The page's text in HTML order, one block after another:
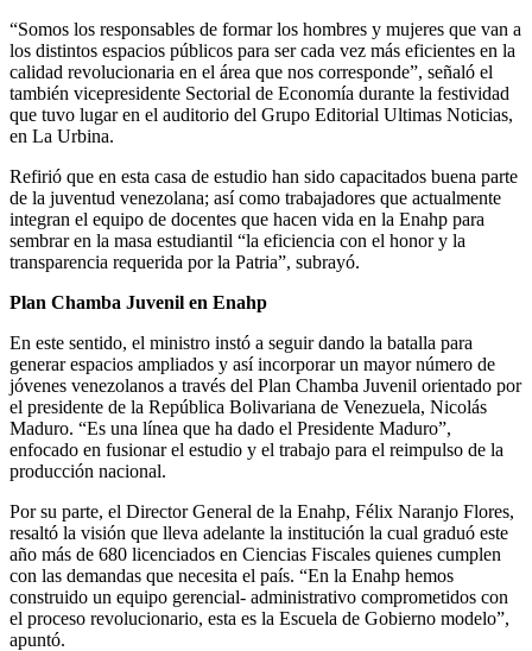
“Somos los responsables de formar los hombres y mujeres que van a
los distintos espacios públicos para ser cada vez más eficientes en la
calidad revolucionaria en el área que nos corresponde”, señaló el
también vicepresidente Sectorial de Economía durante la festividad
que tuvo lugar en el auditorio del Grupo Editorial Ultimas Noticias,
en La Urbina.
Refirió que en esta casa de estudio han sido capacitados buena parte
de la juventud venezolana; así como trabajadores que actualmente
integran el equipo de docentes que hacen vida en la Enahp para
sembrar en la masa estudiantil “la eficiencia con el honor y la
transparencia requerida por la Patria”, subrayó.
Plan Chamba Juvenil en Enahp
En este sentido, el ministro instó a seguir dando la batalla para
generar espacios ampliados y así incorporar un mayor número de
jóvenes venezolanos a través del Plan Chamba Juvenil orientado por
el presidente de la República Bolivariana de Venezuela, Nicolás
Maduro. “Es una línea que ha dado el Presidente Maduro”,
enfocado en fusionar el estudio y el trabajo para el reimpulso de la
producción nacional.
Por su parte, el Director General de la Enahp, Félix Naranjo Flores,
resaltó la visión que lleva adelante la institución la cual graduó este
año más de 680 licenciados en Ciencias Fiscales quienes cumplen
con las demandas que necesita el país. “En la Enahp hemos
construido un equipo gerencial- administrativo comprometidos con
el proceso revolucionario, esta es la Escuela de Gobierno modelo”,
apuntó.